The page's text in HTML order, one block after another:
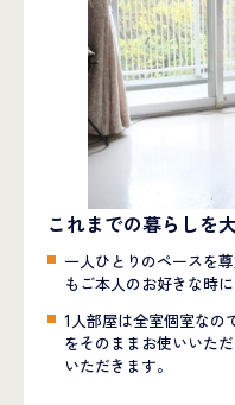
これまでの暮らしを
一人ひとりのペースを
もご本人のお好きな時
1人部屋は全室個室なの
をそのままお使いいた
いただきます。